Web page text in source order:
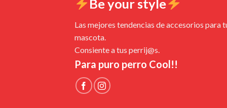
Be your style
Las mejores tendencias de accesorios para
mascota.
Consiente a tus perrij@s.
Para puro perro Cool!!